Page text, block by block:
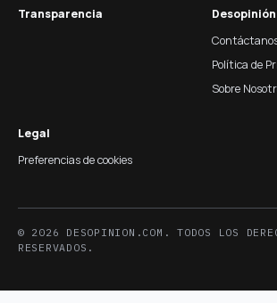
Transparencia
Desopinión
Política de
Sobre
Legal
Preferencias de cookies
© 2026 DESOPINION.COM. TODOS LOS
RESERVADOS.